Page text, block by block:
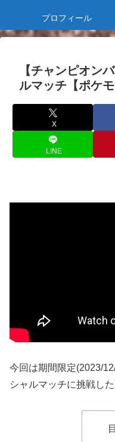
プロフィール
【チャンピオン
ルマッチ【ポケ
X
LINE
今回は期間限定(2023/
シャルマッチに挑戦した